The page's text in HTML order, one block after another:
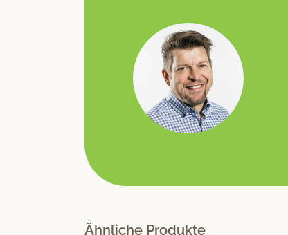
Ähnliche Produkte